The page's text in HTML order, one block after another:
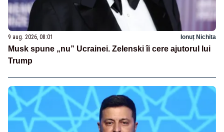
9 aug. 2026, 08:01 Ionuț Nichita
Musk spune „nu” Ucrainei. Zelenski îi cere ajutorul lui
Trump